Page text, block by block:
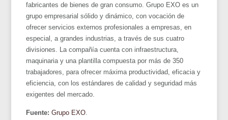
fabricantes de bienes de gran consumo. Grupo EXO es un
grupo empresarial sólido y dinámico, con vocación de
ofrecer servicios externos profesionales a empresas, en
especial, a grandes industrias, a través de sus cuatro
divisiones. La compañía cuenta con infraestructura,
maquinaria y una plantilla compuesta por más de 350
trabajadores, para ofrecer máxima productividad, eficacia y
eficiencia, con los estándares de calidad y seguridad más
exigentes del mercado.
Fuente: Grupo EXO